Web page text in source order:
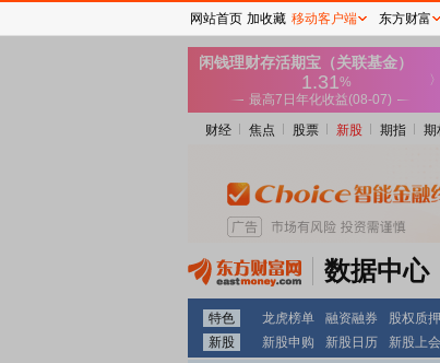
财经 焦点 股票 新股 期指 期
数据中心
特色 龙虎榜单 融资融券 股权质押
新股
新股申购 新股日历 新股上会
网站首页 加收藏 移动客户端 东方财富